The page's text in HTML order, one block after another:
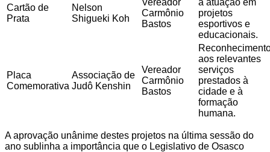
Cartão de
Prata
Nelson
Shigueki Koh
Carmônio
Bastos
projetos
esportivos e
educacionais.
Placa
Comemorativa
Associação de
Judô Kenshin
Vereador
Carmônio
Bastos
aos relevantes
serviços
prestados à
cidade e à
formação
humana.
A aprovação unânime destes projetos na última sessão do
ano sublinha a importância que o Legislativo de Osasco